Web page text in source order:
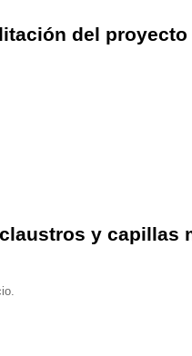
del proyecto
y capillas